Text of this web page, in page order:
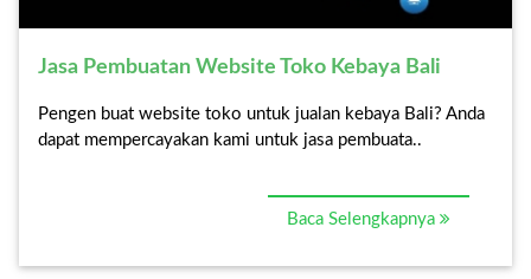
Jasa Pembuatan Website Toko Kebaya Bali
Pengen buat website toko untuk jualan kebaya Bali? Anda
dapat mempercayakan kami untuk jasa pembuata..
Baca Selengkapnya